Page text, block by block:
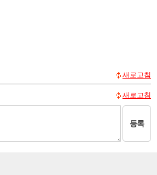
새로고침
새로고침
등록